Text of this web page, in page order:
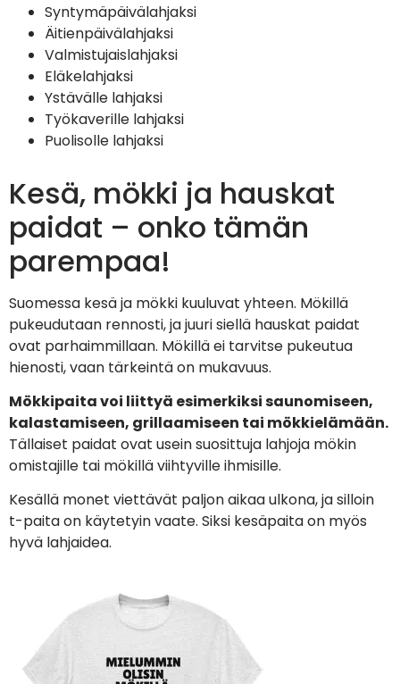
Syntymäpäivälahjaksi
Äitienpäivälahjaksi
Valmistujaislahjaksi
Eläkelahjaksi
Ystävälle lahjaksi
Työkaverille lahjaksi
Puolisolle lahjaksi
Kesä, mökki ja hauskat
paidat – onko tämän
parempaa!
Suomessa kesä ja mökki kuuluvat yhteen. Mökillä
pukeudutaan rennosti, ja juuri siellä hauskat paidat
ovat parhaimmillaan. Mökillä ei tarvitse pukeutua
hienosti, vaan tärkeintä on mukavuus.
Mökkipaita voi liittyä esimerkiksi saunomiseen,
kalastamiseen, grillaamiseen tai mökkielämään.
Tällaiset paidat ovat usein suosittuja lahjoja mökin
omistajille tai mökillä viihtyville ihmisille.
Kesällä monet viettävät paljon aikaa ulkona, ja silloin
t-paita on käytetyin vaate. Siksi kesäpaita on myös
hyvä lahjaidea.